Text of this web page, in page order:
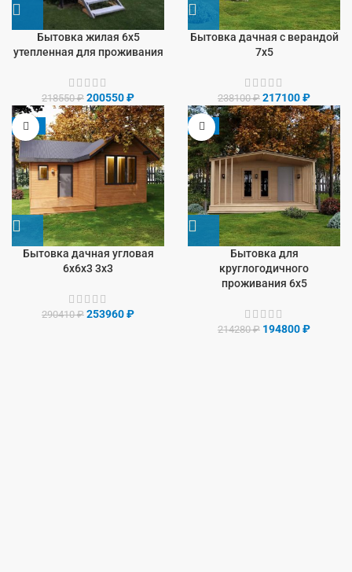
Бытовка жилая 6х5
утепленная для проживания
218550₽ 200550₽
Бытовка дачная с верандой
7х5
238100₽ 217100₽
-13%
Бытовка дачная угловая
6х6х3 3х3
290410₽ 253960₽
-9%
Бытовка для
круглогодичного
проживания 6х5
214280₽ 194800₽